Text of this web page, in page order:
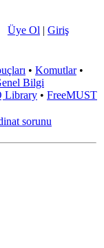
Üye Ol | Giriş
• Komutlar•
Bilgi
Library • FreeMUST
sorunu